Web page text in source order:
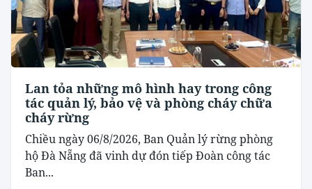
Lan tỏa những mô hình hay trong công
tác quản lý, bảo vệ và phòng cháy chữa
cháy rừng
Chiều ngày 06/8/2026, Ban Quản lý rừng phòng
hộ Đà Nẵng đã vinh dự đón tiếp Đoàn công tác
Ban...